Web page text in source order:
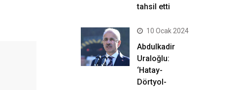
tahsil etti
10 Ocak 2024
Abdulkadir
Uraloğlu:
‘Hatay-
Dörtyol-